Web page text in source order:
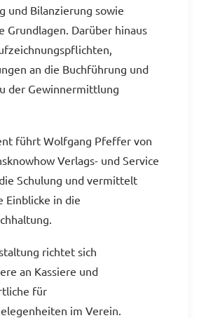
und Bilanzierung sowie
Grundlagen. Darüber hinaus
an die Buchführung und
der Gewinnermittlung
führt Wolfgang Pfeffer von
Verlags- und Service
Schulung und vermittelt
Einblicke in die
richtet sich
an Kassiere und
für
im Verein.